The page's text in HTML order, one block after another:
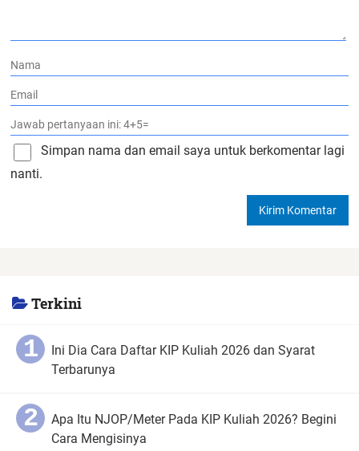
Simpan nama dan email saya untuk berkomentar lagi
nanti.
Terkini
Ini Dia Cara Daftar KIP Kuliah 2026 dan Syarat
Terbarunya
Apa Itu NJOP/Meter Pada KIP Kuliah 2026? Begini
Cara Mengisinya